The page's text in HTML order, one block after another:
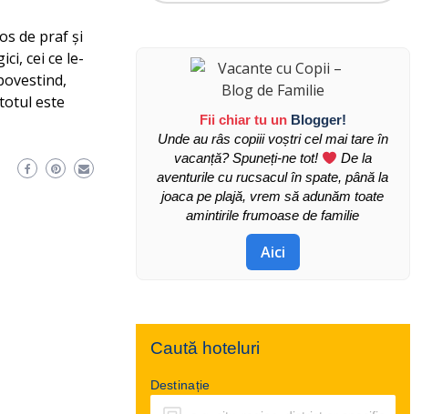
de praf și
cei ce le-
este
Fii chiar tu un Blogger!
Unde au râs copiii voștri cel mai tare în
vacanță? Spuneți-ne tot!
De la
aventurile cu rucsacul în spate, până la
joaca pe plajă, vrem să adunăm toate
amintirile frumoase de familie
Aici
Caută hoteluri
Destinație